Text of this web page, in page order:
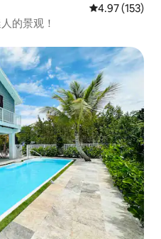
平均评分 4.97
4.97 (153)
的景观！